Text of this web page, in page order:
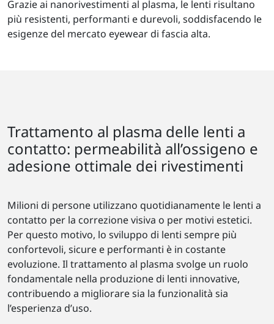
Grazie ai nanorivestimenti al plasma, le lenti risultano
più resistenti, performanti e durevoli, soddisfacendo le
esigenze del mercato eyewear di fascia alta.
Trattamento al plasma delle lenti a
contatto: permeabilità all’ossigeno e
adesione ottimale dei rivestimenti
Milioni di persone utilizzano quotidianamente le lenti a
contatto per la correzione visiva o per motivi estetici.
Per questo motivo, lo sviluppo di lenti sempre più
confortevoli, sicure e performanti è in costante
evoluzione. Il trattamento al plasma svolge un ruolo
fondamentale nella produzione di lenti innovative,
contribuendo a migliorare sia la funzionalità sia
l’esperienza d’uso.